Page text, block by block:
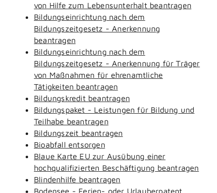
von Hilfe zum Lebensunterhalt beantragen
Bildungseinrichtung nach dem
Bildungszeitgesetz - Anerkennung
beantragen
Bildungseinrichtung nach dem
Bildungszeitgesetz - Anerkennung für Träger
von Maßnahmen für ehrenamtliche
Tätigkeiten beantragen
Bildungskredit beantragen
Bildungspaket - Leistungen für Bildung und
Teilhabe beantragen
Bildungszeit beantragen
Bioabfall entsorgen
Blaue Karte EU zur Ausübung einer
hochqualifizierten Beschäftigung beantragen
Blindenhilfe beantragen
Bodensee - Ferien- oder Urlauberpatent